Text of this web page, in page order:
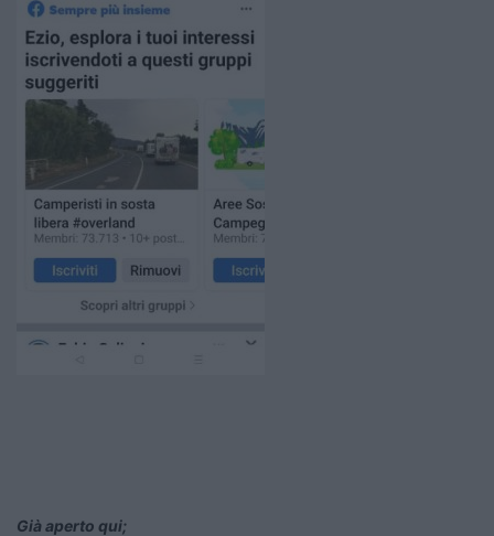
Già aperto qui;